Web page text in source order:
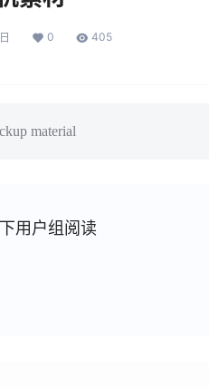
0 405
material
用户组阅读